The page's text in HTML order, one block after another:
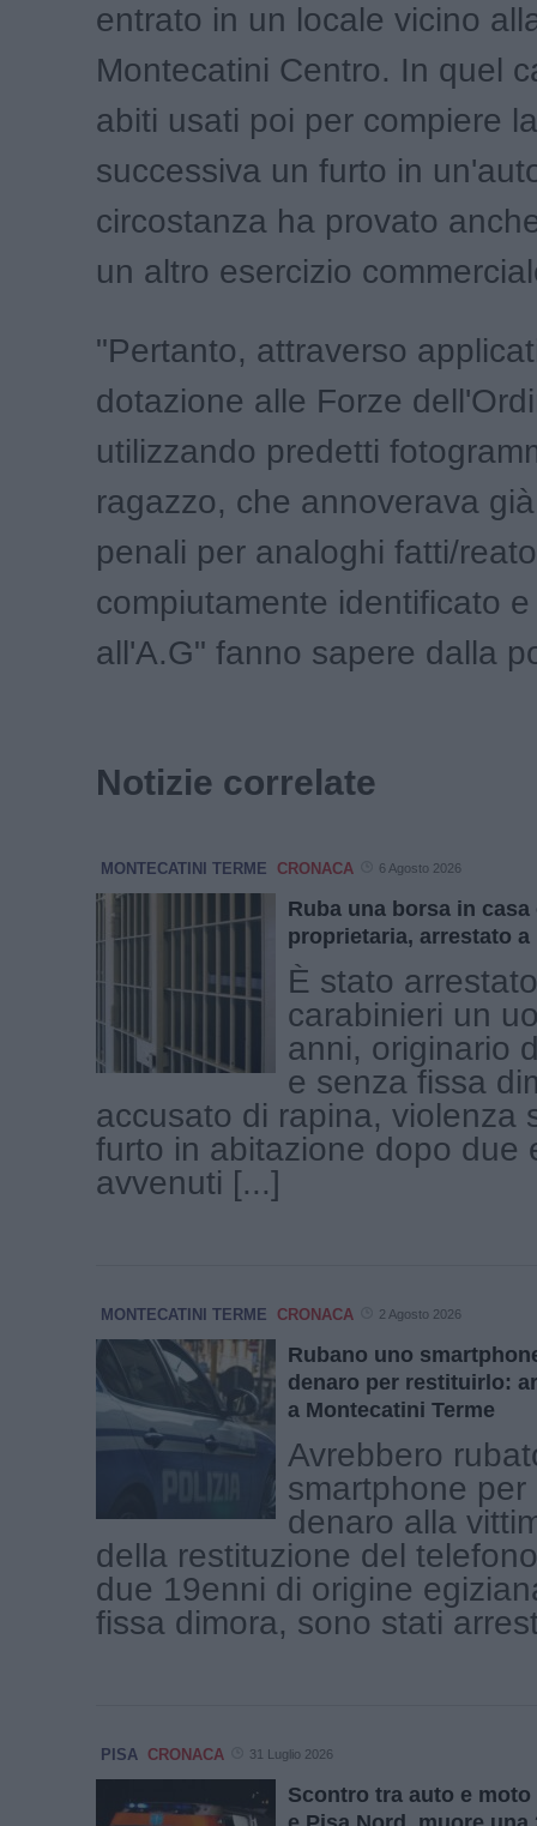
entrato in un locale vicino
Montecatini Centro. In quel
abiti usati poi per compiere
successiva un furto in
circostanza ha provato
un altro esercizio
"Pertanto, attraverso
dotazione alle Forze
utilizzando predetti
ragazzo, che annoverava
penali per analoghi fatti/
compiutamente identificato
all'A.G" fanno sapere dalla
Notizie correlate
MONTECATINI TERME CRONACA 6 Agosto 2026
Ruba una borsa in
proprietaria, arrestato a
È stato
carabinieri un
anni, originario
e senza fissa
accusato di rapina, violenza
furto in abitazione dopo due
avvenuti [...]
MONTECATINI TERME CRONACA 2 Agosto 2026
Rubano uno
denaro per restituirlo:
a Montecatini Terme
Avrebbero
smartphone
denaro alla
della restituzione del
due 19enni di origine
fissa dimora, sono stati
PISA CRONACA 31 Luglio 2026
Scontro tra auto e